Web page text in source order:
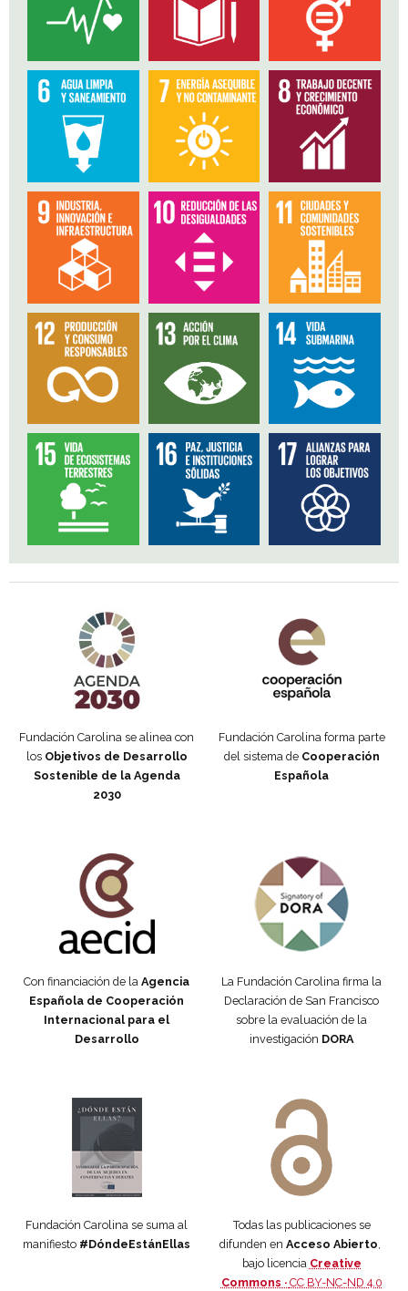
Fundación Carolina se alinea con
los Objetivos de Desarrollo
Sostenible de la Agenda
2030
Fundación Carolina forma parte
del sistema de Cooperación
Española
Con financiación de la Agencia
Española de Cooperación
Internacional para el
Desarrollo
La Fundación Carolina firma la
Declaración de San Francisco
sobre la evaluación de la
investigación DORA
Fundación Carolina se suma al
manifiesto #DóndeEstánEllas
Todas las publicaciones se
difunden en Acceso Abierto,
bajo licencia Creative
Commons · CC BY-NC-ND 4.0